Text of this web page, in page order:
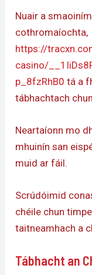
Nuair a
cothromaíochta,
https://
casino/
p_8fzRhB0 tá a
tábhachtach
Neartaíonn mo
mhuinín san
muid ar fáil.
Scrúdóimid
chéile chun
taitneamhach a
Tábhacht an